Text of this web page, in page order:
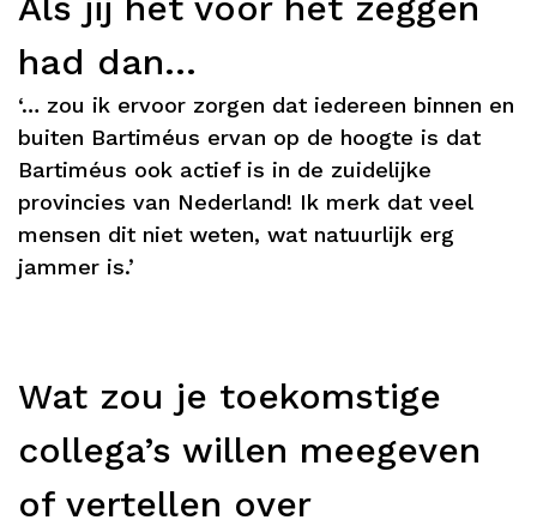
had dan…
‘… zou ik ervoor zorgen dat iedereen binnen en
buiten Bartiméus ervan op de hoogte is dat
Bartiméus ook actief is in de zuidelijke
provincies van Nederland! Ik merk dat veel
mensen dit niet weten, wat natuurlijk erg
jammer is.’
Wat zou je toekomstige
collega’s willen meegeven
of vertellen over